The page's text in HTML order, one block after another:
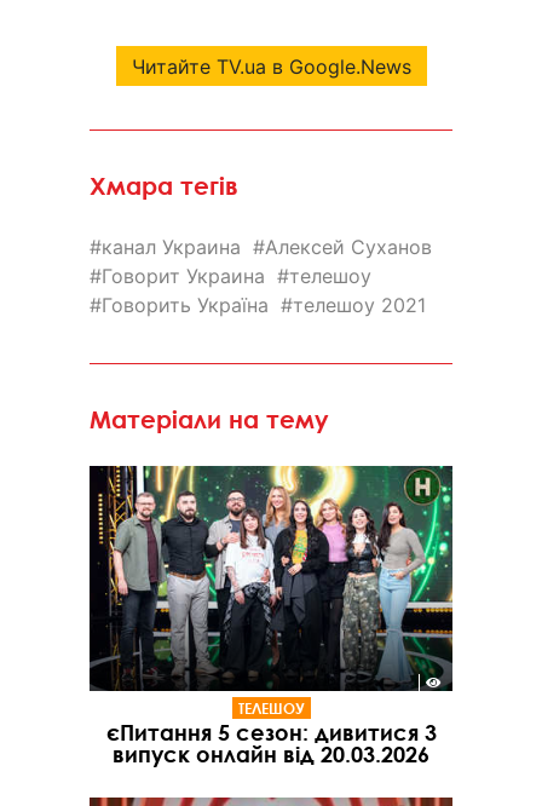
Читайте TV.ua в Google.News
Хмара тегів
канал Украина
Алексей Суханов
Говорит Украина
телешоу
Говорить Україна
телешоу 2021
Матеріали на тему
ТЕЛЕШОУ
єПитання 5 сезон: дивитися 3
випуск онлайн від 20.03.2026